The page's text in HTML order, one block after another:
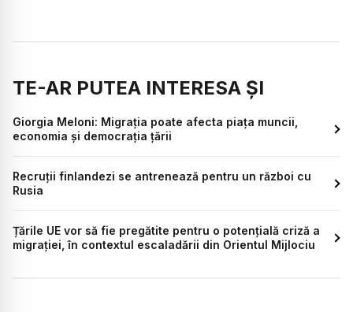
TE-AR PUTEA INTERESA ȘI
Giorgia Meloni: Migrația poate afecta piața muncii,
economia și democrația țării
Recruții finlandezi se antrenează pentru un război cu
Rusia
Țările UE vor să fie pregătite pentru o potențială criză a
migrației, în contextul escaladării din Orientul Mijlociu